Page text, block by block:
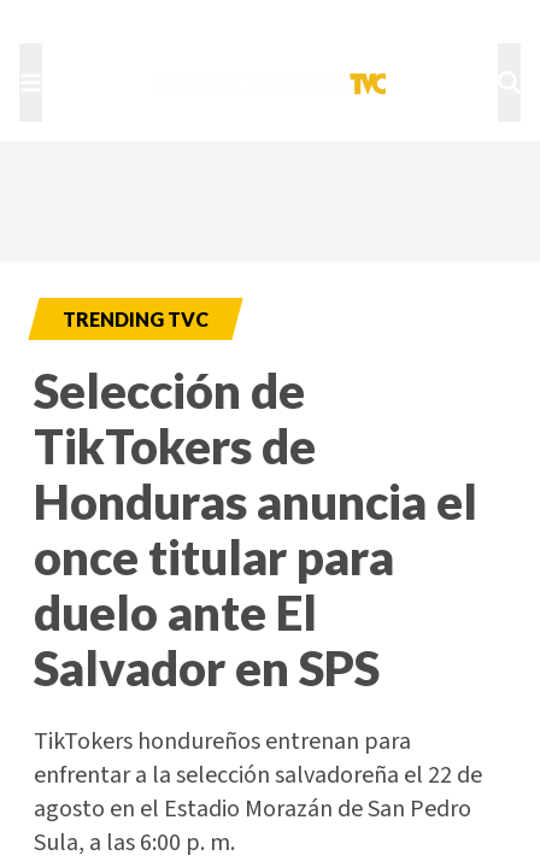
TRENDING TVC
Selección de
TikTokers de
Honduras anuncia el
once titular para
duelo ante El
Salvador en SPS
TikTokers hondureños entrenan para
enfrentar a la selección salvadoreña el 22 de
agosto en el Estadio Morazán de San Pedro
Sula, a las 6:00 p. m.